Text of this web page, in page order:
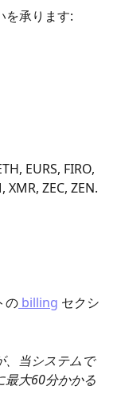
を承ります:
EURS, FIRO,
XMR, ZEC, ZEN.
の billing セクシ
、当システムで
最大60分かかる